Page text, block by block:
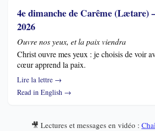
4e dimanche de Carême
2026
Ouvre nos yeux, et la paix viendra
Christ ouvre mes yeux : je choisis de voir
cœur apprend la paix.
Lire la lettre →
Read in English →
🎥 Lectures et messages en vidéo :